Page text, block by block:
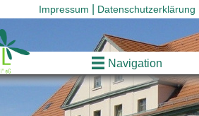
Impressum Datenschutzerklärung
Navigation